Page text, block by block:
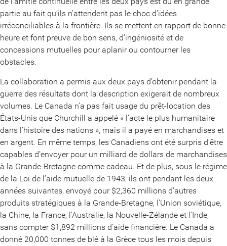
partie au fait qu’ils n’attendent pas le choc d’idées
irréconciliables à la frontière. Ils se mettent en rapport de bonne
heure et font preuve de bon sens, d’ingéniosité et de
concessions mutuelles pour aplanir ou contourner les
obstacles.
La collaboration a permis aux deux pays d’obtenir pendant la
guerre des résultats dont la description exigerait de nombreux
volumes. Le Canada n’a pas fait usage du prêt-location des
États-Unis que Churchill a appelé « l’acte le plus humanitaire
dans l’histoire des nations », mais il a payé en marchandises et
en argent. En même temps, les Canadiens ont été surpris d’être
capables d’envoyer pour un milliard de dollars de marchandises
à la Grande-Bretagne comme cadeau. Et de plus, sous le régime
de la Loi de l’aide mutuelle de 1943, ils ont pendant les deux
années suivantes, envoyé pour $2,360 millions d’autres
produits stratégiques à la Grande-Bretagne, l’Union soviétique,
la Chine, la France, l’Australie, la Nouvelle-Zélande et l’Inde,
sans compter $1,892 millions d’aide financière. Le Canada a
donné 20,000 tonnes de blé à la Grèce tous les mois depuis